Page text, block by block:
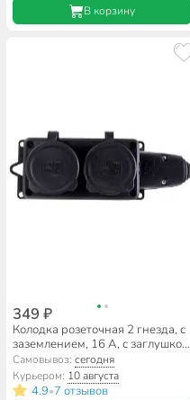
В корзину
349 ₽
Колодка розеточная 2 гнезда, с
заземлением, 16 А, с заглушкой,
1-фазная, IP44, каучук, черный,
UNIVersal, Компакт
Самовывоз:сегодня
Курьером: 10 августа
4.9•7 отзывов